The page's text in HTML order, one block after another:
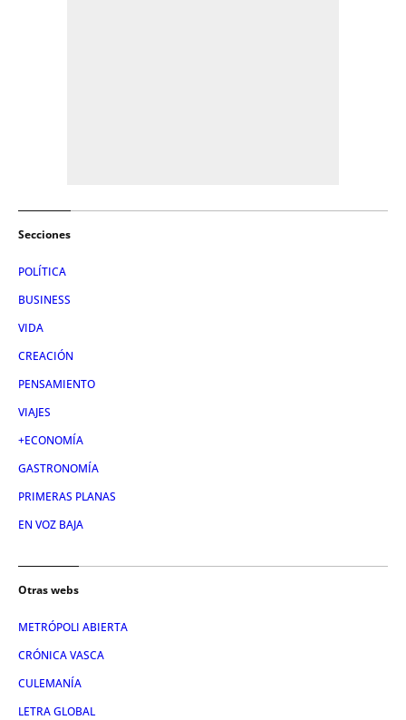
Secciones
POLÍTICA
BUSINESS
VIDA
CREACIÓN
PENSAMIENTO
VIAJES
+ECONOMÍA
GASTRONOMÍA
PRIMERAS PLANAS
EN VOZ BAJA
Otras webs
METRÓPOLI ABIERTA
CRÓNICA VASCA
CULEMANÍA
LETRA GLOBAL